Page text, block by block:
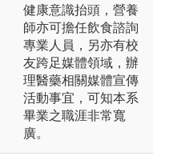
健康意識抬頭，營養
師亦可擔任飲食諮詢
專業人員，另亦有校
友跨足媒體領域，辦
理醫藥相關媒體宣傳
活動事宜，可知本系
畢業之職涯非常寬
廣。